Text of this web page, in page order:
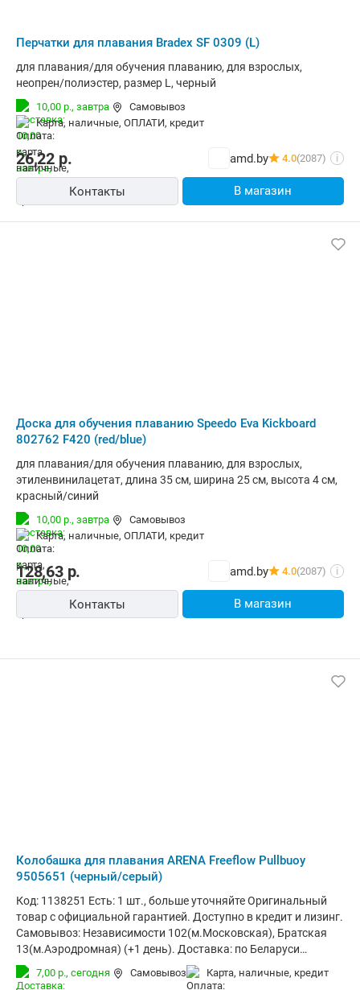
Перчатки для плавания Bradex SF 0309 (L)
для плавания/для обучения плаванию, для взрослых,
неопрен/полиэстер, размер L, черный
10,00 р., завтра
Самовывоз
карта, наличные, ОПЛАТИ, кредит
26,22 р. amd.by 4.0(2087) i
Контакты В магазин
Доска для обучения плаванию Speedo Eva Kickboard
802762 F420 (red/blue)
для плавания/для обучения плаванию, для взрослых,
этиленвинилацетат, длина 35 см, ширина 25 см, высота 4 см,
красный/синий
10,00 р., завтра
Самовывоз
карта, наличные, ОПЛАТИ, кредит
128,63р. amd.by 4.0(2087) i
Контакты В магазин
Колобашка для плавания ARENA Freeflow Pullbuoy
9505651 (черный/серый)
Код: 1138251 Есть: 1 шт., больше уточняйте Оригинальный
товар с официальной гарантией. Доступно в кредит и лизинг.
Самовывоз: Независимости 102(м.Московская), Братская
13(м.Аэродромная) (+1 день). Доставка: по Беларуси
курьером (за 1-3 дня) и в отделения Европочты (Минск 1
день, РБ до 4х дней). Корпоративным клиентам: стоимость с
7,00 р., сегодня Самовывоз карта, наличные, кредит